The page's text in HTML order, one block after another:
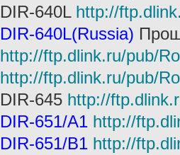
DIR-640L http://
DIR-640L(Russia)
http://ftp.dlink.ru/pub/
http://ftp.dlink.ru/pub/
DIR-645 http://
DIR-651/A1 http://
DIR-651/B1 http://